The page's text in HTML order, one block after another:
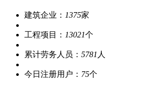
建筑企业： 1375家
工程项目： 13021个
累计劳务人员： 5781 人
今日注册用户： 75个